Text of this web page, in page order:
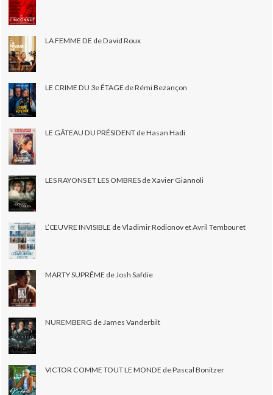
LA FEMME DE de David Roux
LE CRIME DU 3e ÉTAGE de Rémi Bezançon
LE GÂTEAU DU PRÉSIDENT de Hasan Hadi
LES RAYONS ET LES OMBRES de Xavier Giannoli
L’ŒUVRE INVISIBLE de Vladimir Rodionov et Avril Tembouret
MARTY SUPRÊME de Josh Safdie
NUREMBERG de James Vanderbilt
VICTOR COMME TOUT LE MONDE de Pascal Bonitzer